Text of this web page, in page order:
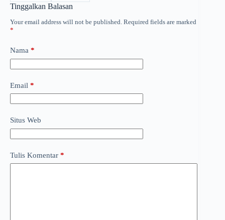
Tinggalkan Balasan
Your email address will not be published. Required fields are marked
*
Nama *
Email *
Situs Web
Tulis Komentar *